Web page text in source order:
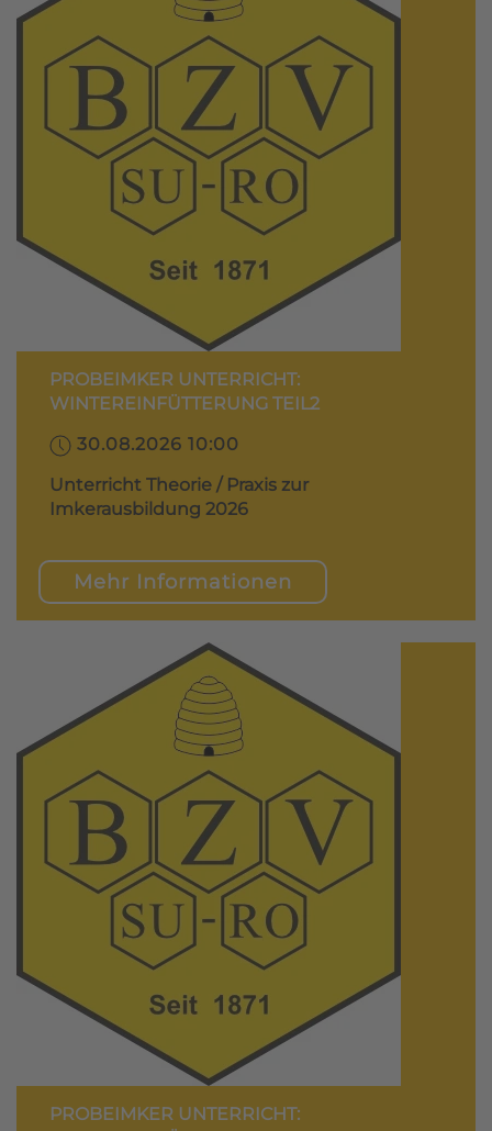
PROBEIMKER UNTERRICHT:
WINTEREINFÜTTERUNG TEIL2
30.08.2026 10:00
Unterricht Theorie / Praxis zur
Imkerausbildung 2026
Mehr Informationen
PROBEIMKER UNTERRICHT: